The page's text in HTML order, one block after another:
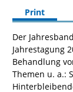
Print
Der
Jahrestagung
Behandlung
Themen u. a.: